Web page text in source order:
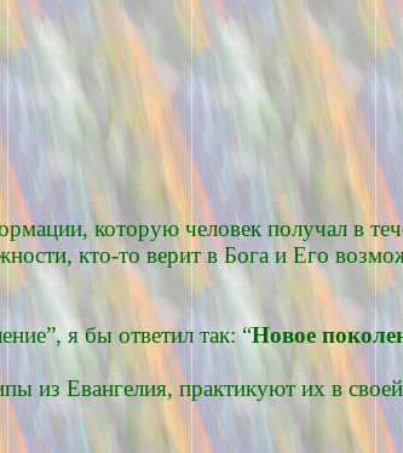
которую человек получал в
кто-то верит в Бога и Его
я бы ответил так: “Новое
из Евангелия, практикуют их в